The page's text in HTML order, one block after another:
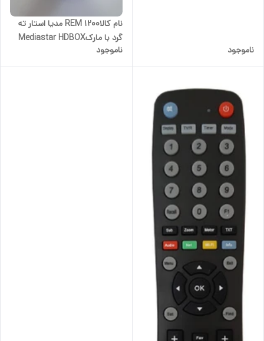
ناموجود
نام کالاREM 1200 مدیا استار ته
گرد با مارکMediastar HDBOX
ناموجود